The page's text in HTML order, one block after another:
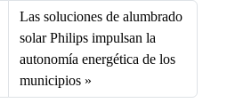
ail ts
A
pp
Las soluciones de alumbrado
solar Philips impulsan la
autonomía energética de los
municipios